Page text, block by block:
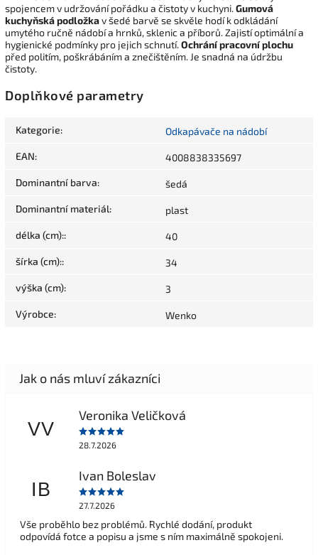
spojencem v udržování pořádku a čistoty v kuchyni.Gumová
kuchyňská podložkav šedé barvě se skvěle hodí k odkládání
umytého ručně nádobí a hrnků, sklenic a příborů. Zajistí optimální a
hygienické podmínky pro jejich schnutí.Ochrání pracovní plochu
před politím, poškrábáním a znečištěním. Je snadná na údržbu
čistoty.
Doplňkové parametry
Kategorie: Odkapávače na nádobí
EAN: 4008838335697
Dominantní barva: šedá
Dominantní materiál: plast
délka (cm):: 40
šírka (cm):: 34
výška (cm): 3
Výrobce: Wenko
VV
Veronika Veličková
28.7.2026
IB
Ivan Boleslav
27.7.2026
Vše proběhlo bez problémů. Rychlé dodání, produkt
odpovídá fotce a popisu a jsme s ním maximálně spokojeni.